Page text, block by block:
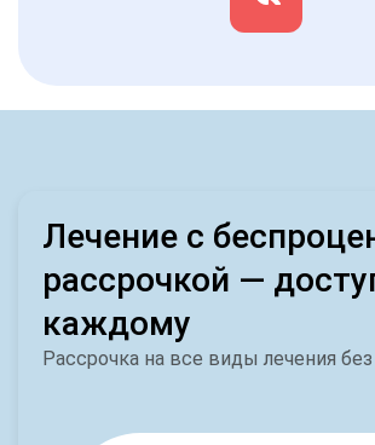
Лечение с
рассрочкой —
каждому
Рассрочка на все виды лечения